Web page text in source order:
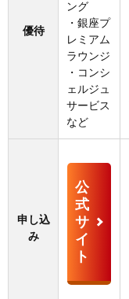
優待
ング
・銀座プ
レミアム
ラウンジ
・コンシ
ェルジュ
サービス
など
申し込
み
公
式
サ
イ
ト